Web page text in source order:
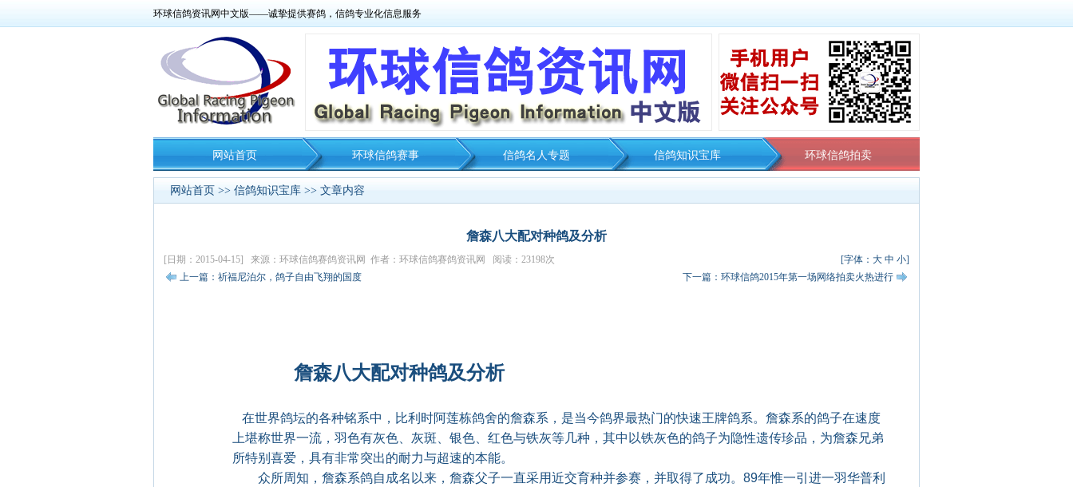
环球信鸽资讯网中文版——诚挚提供赛鸽，信鸽专业化信息服务
网站首页 环球信鸽赛事 信鸽名人专题 信鸽知识宝库 环球信鸽拍卖
网站首页 >> 信鸽知识宝库 >> 文章内容
詹森八大配对种鸽及分析
[日期：2015-04-15] 来源：环球信鸽赛鸽资讯网 作者：环球信鸽赛鸽资讯网 阅读：23198次 [字体： 大 中 小]
上一篇：祈福尼泊尔，鸽子自由飞翔的国度
下一篇：环球信鸽2015年第一场网络拍卖火热进行
詹森八大配对种鸽及分析
在世界鸽坛的各种铭系中，比利时阿莲栋鸽舍的詹森系，是当今鸽界最热门的快速王牌鸽系。詹森系的鸽子在速度
上堪称世界一流，羽色有灰色、灰斑、银色、红色与铁灰等几种，其中以铁灰色的鸽子为隐性遗传珍品，为詹森兄弟
所特别喜爱，具有非常突出的耐力与超速的本能。
众所周知，詹森系鸽自成名以来，詹森父子一直采用近交育种并参赛，并取得了成功。89年惟一引进一羽华普利